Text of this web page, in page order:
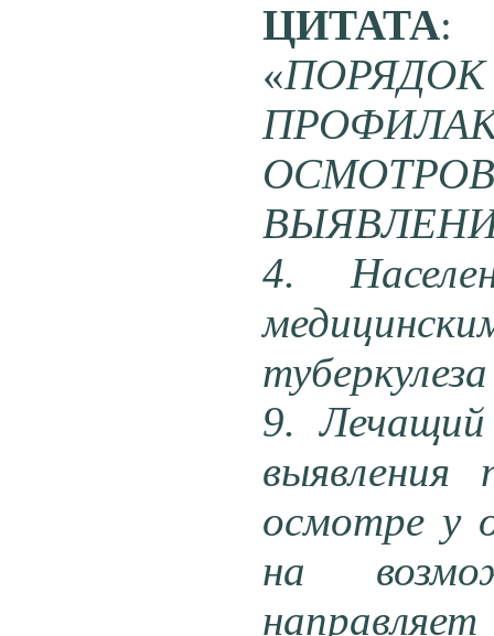
ЦИТАТА:
«
4.
9.
выявления
осмотре у
на